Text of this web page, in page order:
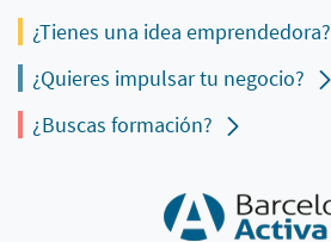
¿Tienes una idea emprendedora?
¿Quieres impulsar tu negocio?
¿Buscas formación?